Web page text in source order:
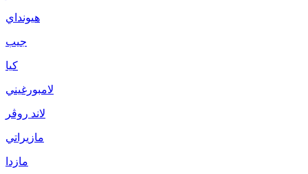
هيونداي
جيب
كيا
لامبورغيني
لاند روڤر
مازيراتي
مازدا